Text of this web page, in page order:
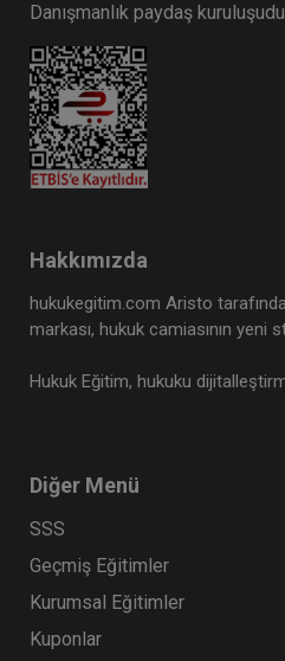
Danışmanlık paydaş
Hakkımızda
hukukegitim.com Aristo
markası, hukuk camiasının yeni
Hukuk Eğitim, hukuku
Diğer Menü
SSS
Geçmiş Eğitimler
Kurumsal Eğitimler
Kuponlar